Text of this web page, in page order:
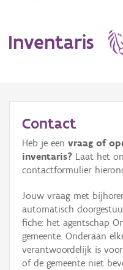
Inventaris
Erfgoedobject
Aanduidingsobject
Waarneming
Thema
Gebeurtenis
Contact
Heb je een vraag of
inventaris? Laat het
contactformulier
Jouw vraag met
automatisch
fiche: het agentschap
gemeente. Onderaan
verantwoordelijk is
of de gemeente niet